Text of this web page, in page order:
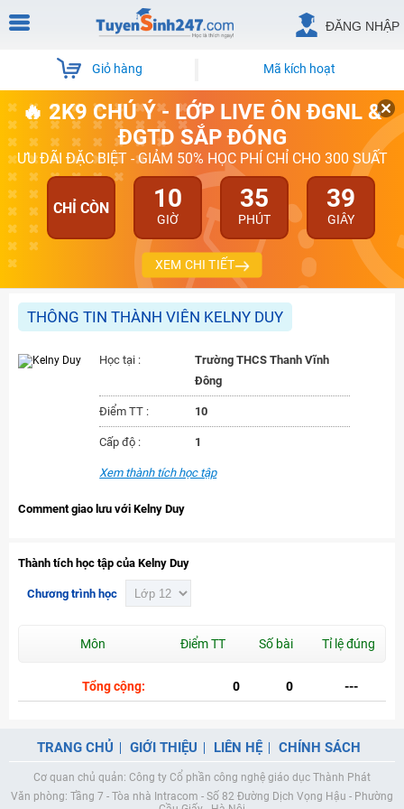
ĐĂNG NHẬP
Giỏ hàng Mã kích hoạt
🔥 2K9 CHÚ Ý - LỚP LIVE ÔN ĐGNL &
ĐGTD SẮP ĐÓNG
ƯU ĐÃI ĐẶC BIỆT - GIẢM 50% HỌC PHÍ CHỈ CHO 300 SUẤT
CHỈ CÒN 10
GIỜ
35
PHÚT
39
GIÂY
XEM CHI TIẾT
THÔNG TIN THÀNH VIÊN KELNY DUY
Học tại :
Trường THCS Thanh Vĩnh
Đông
Điểm TT : 10
Cấp độ : 1
Xem thành tích học tập
Comment giao lưu với Kelny Duy
Thành tích học tập của Kelny Duy
Chương trình học
Môn Điểm TT Số bài Tỉ lệ đúng
Tổng cộng: 0 0 ---
TRANG CHỦ GIỚI THIỆU LIÊN HỆ CHÍNH SÁCH
Cơ quan chủ quản: Công ty Cổ phần công nghệ giáo dục Thành Phát
Văn phòng: Tầng 7 - Tòa nhà Intracom - Số 82 Đường Dịch Vọng Hậu - Phường